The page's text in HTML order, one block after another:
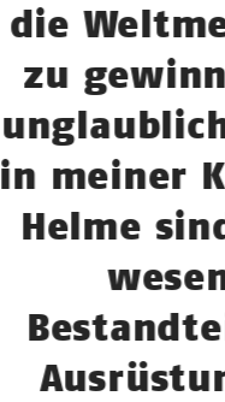
die
zu
in meiner
Helme